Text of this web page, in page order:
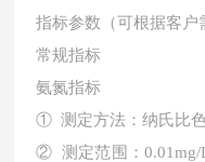
指标参数（可根据客户
常规指标
氨氮指标
① 测定方法：纳氏比色
② 测定范围：0.01mg/